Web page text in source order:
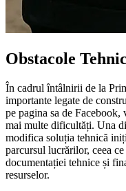
Obstacole
În cadrul întâlnirii de la
importante legate de
pe pagina sa de
mai multe dificultăți. Una
modifica soluția tehnică
parcursul lucrărilor, ceea
documentației tehnice și
resurselor.